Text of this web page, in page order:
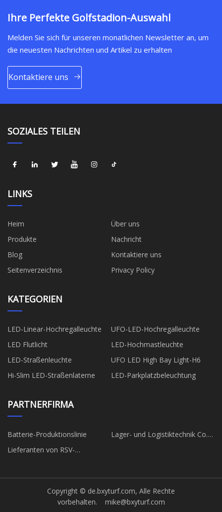
Ihre Perfekte Golfstadion-Auswahl
Melden Sie sich für unseren monatlichen Newsletter an, um
die neuesten Nachrichten und Artikel zu erhalten
Kontaktiere uns
SOZIALES TEILEN
LINKS
Heim
Über uns
Produkte
Nachricht
Blog
Kontaktiere uns
Seitenverzeichnis
Privacy Policy
KATEGORIEN
LED-Linear-Hochregalleuchte
UFO-LED-Hochregalleuchte
LED Flutlicht
LED-Hochmastleuchte
LED-Straßenleuchte
UFO LED High Bay Light-H6
Hi-Slim LED-Straßenlaterne
LED-Parkplatzbeleuchtung
PARTNERFIRMA
Batterie-Produktionslinie
Lager- und Logistiktechnik Co.,
Lieferanten von RSV-
Copyright © de.bxyturf.com, Alle Rechte
vorbehalten. mike@bxyturf.com